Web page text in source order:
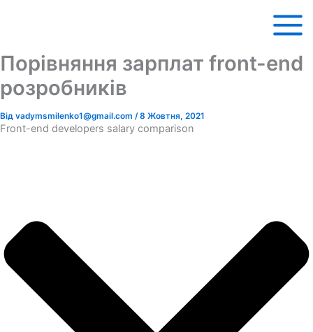
Порівняння зарплат front-end
розробників
Від vadymsmilenko1@gmail.com /8 Жовтня, 2021
Front-end developers salary comparison